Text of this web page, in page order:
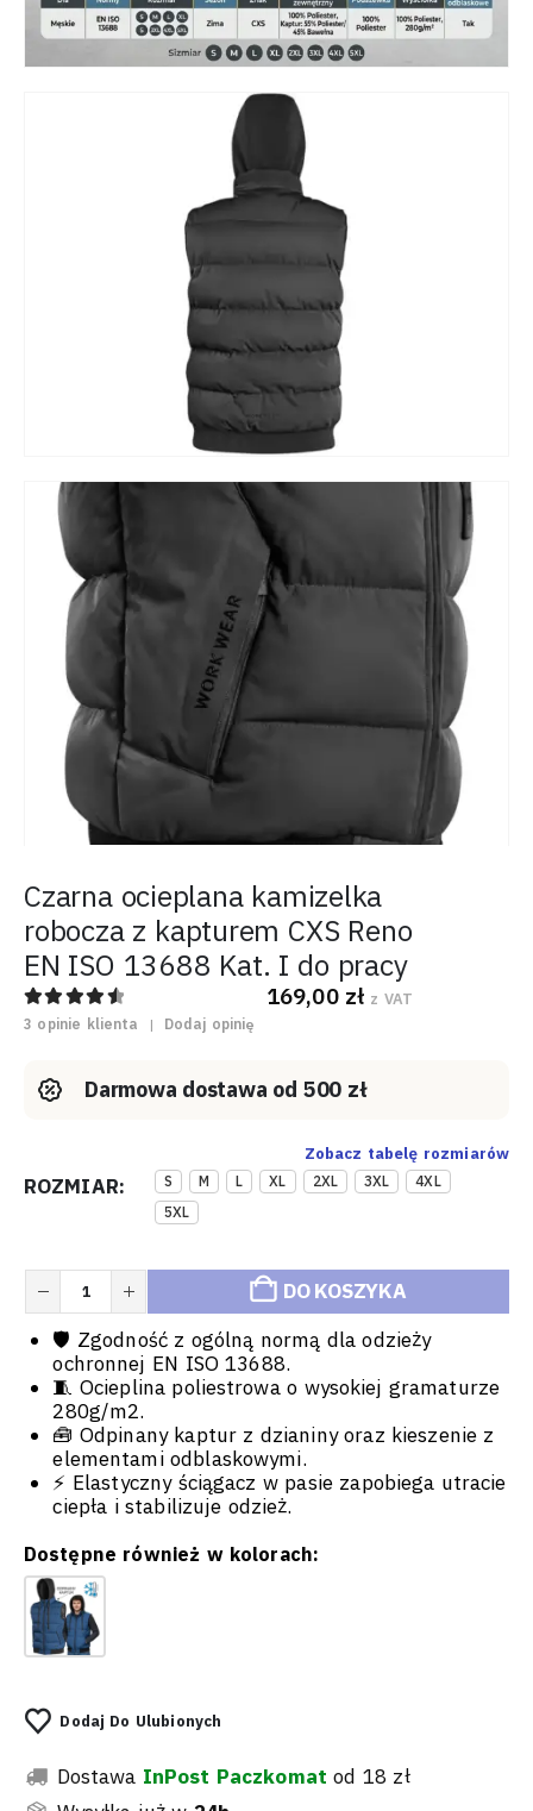
Czarna ocieplana kamizelka
robocza z kapturem CXS Reno
EN ISO 13688 Kat. I do pracy
4.67out of 5
3 opinie klienta | Dodaj opinię
169,00 zł z VAT
Darmowa dostawa od 500 zł
Zobacz tabelę rozmiarów
ROZMIAR S M L XL 2XL 3XL
4XL
5XL
DO KOSZYKA
🛡️ Zgodność z ogólną normą dla odzieży
ochronnej EN ISO 13688.
🧵 Ocieplina poliestrowa o wysokiej gramaturze
280g/m2.
🧰 Odpinany kaptur z dzianiny oraz kieszenie z
elementami odblaskowymi.
⚡ Elastyczny ściągacz w pasie zapobiega utracie
ciepła i stabilizuje odzież.
Dostępne również w kolorach:
Dodaj Do Ulubionych
Dostawa InPost Paczkomat od 18 zł